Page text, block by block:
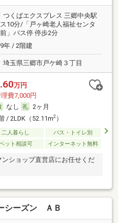
つくばエクスプレス 三郷中央駅
10分/「戸ヶ崎老人福祉センタ
」バス停 停歩2分
年 / 2階建
埼玉県三郷市戸ケ崎３丁目
万円
費7,000円
なし
2ヶ月
/ 2LDK（52.11m2）
二人暮らし
バス・トイレ別
ット相談可 インターネット無料
ショップ直営店にお任せくだ
シーズン ＡＢ